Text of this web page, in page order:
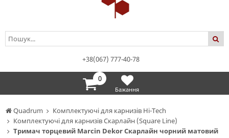
Quadrum
Комплектуючі для карнизів Hi-Tech
Комплектуючі для карнизів Скарлайн (Square Line)
Тримач торцевий Marcin Dekor Скарлайн чорний матовий
+38(067) 777-40-78
0
Бажання